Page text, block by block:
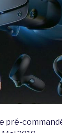
pré-